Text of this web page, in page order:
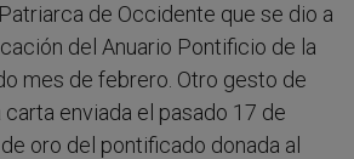
de Occidente que se dio a
del Anuario Pontificio de la
mes de febrero. Otro gesto de
enviada el pasado 17 de
oro del pontificado donada al